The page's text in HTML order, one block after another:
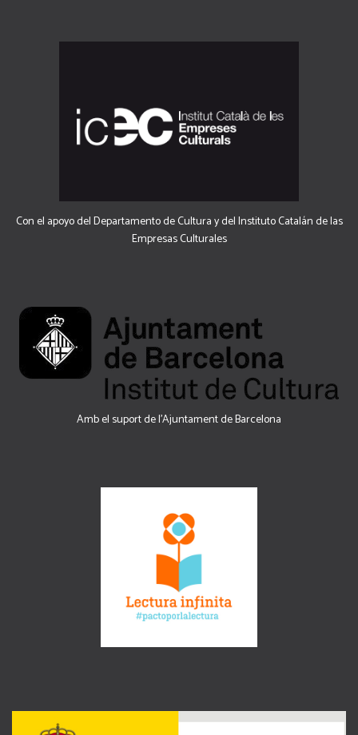
Con el apoyo del Departamento de Cultura y del Instituto Catalán de las
Empresas Culturales
Amb el suport de l’Ajuntament de Barcelona